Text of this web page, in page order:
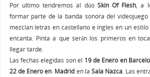
Por ultimo tendremos al dúo Skin Of Flesh , a
formar parte de la banda sonora del videojuego
mezclan letras en castellano e ingles en un estilo
encanta. Pinta a que serán los primeros en
llegar tarde.
Las fechas elegidas son el 19 de Enero en
22 de Enero en Madrid en la Sala Nazca . Las